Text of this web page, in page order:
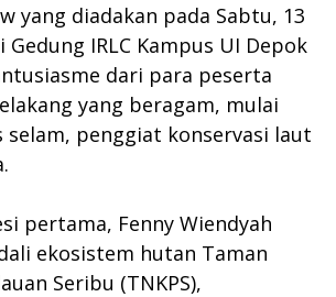
yang diadakan pada Sabtu, 13
Gedung IRLC Kampus UI Depok
dari para peserta
yang beragam, mulai
penggiat konservasi laut
pertama, Fenny Wiendyah
ekosistem hutan Taman
Seribu (TNKPS),